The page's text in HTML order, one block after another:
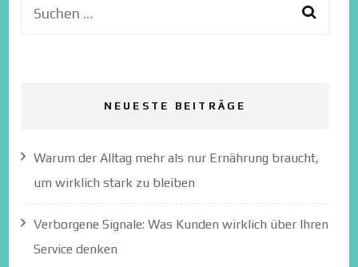
Suchen
NEUESTE BEITRÄGE
Warum der Alltag mehr als nur Ernährung braucht,
um wirklich stark zu bleiben
Verborgene Signale: Was Kunden wirklich über Ihren
Service denken